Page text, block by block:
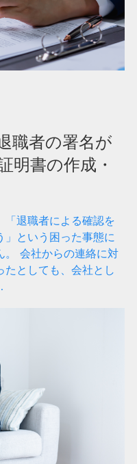
職者の署名が
明書の作成・
「退職者による確認を
」という困った事態に
。 会社からの連絡に対
たとしても、会社とし